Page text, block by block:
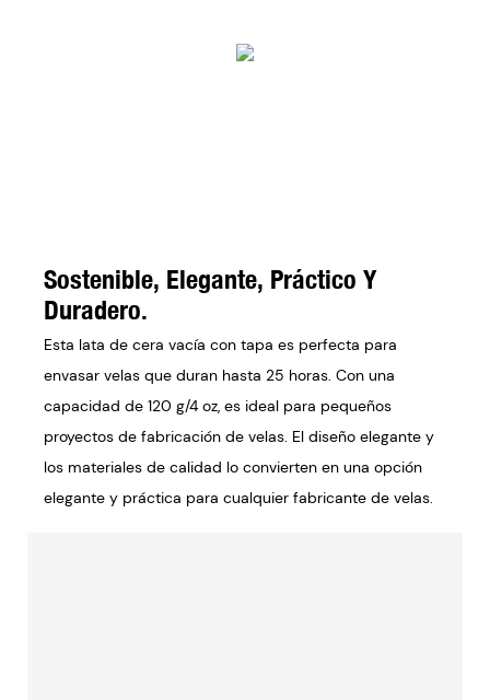
Sostenible, Elegante, Práctico Y
Duradero.
Esta lata de cera vacía con tapa es perfecta para
envasar velas que duran hasta 25 horas. Con una
capacidad de 120 g/4 oz, es ideal para pequeños
proyectos de fabricación de velas. El diseño elegante y
los materiales de calidad lo convierten en una opción
elegante y práctica para cualquier fabricante de velas.